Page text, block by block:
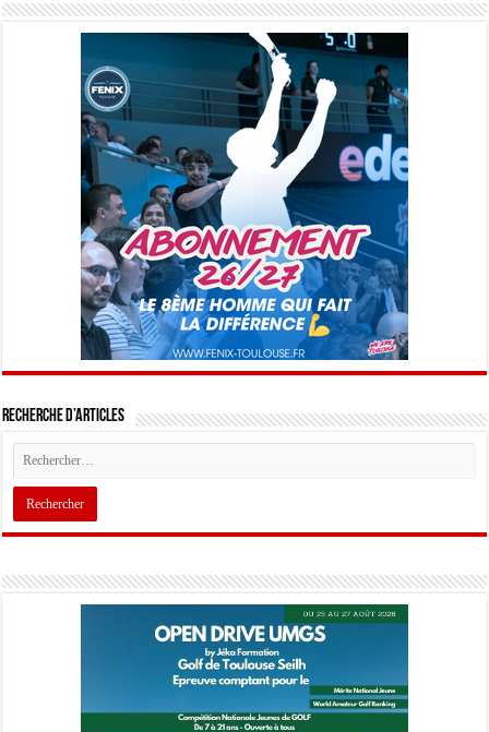
Recherche d’articles